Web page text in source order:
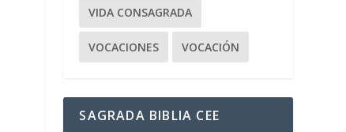
VIDA CONSAGRADA
VOCACIONES VOCACIÓN
SAGRADA BIBLIA CEE